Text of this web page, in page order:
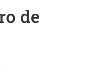
de